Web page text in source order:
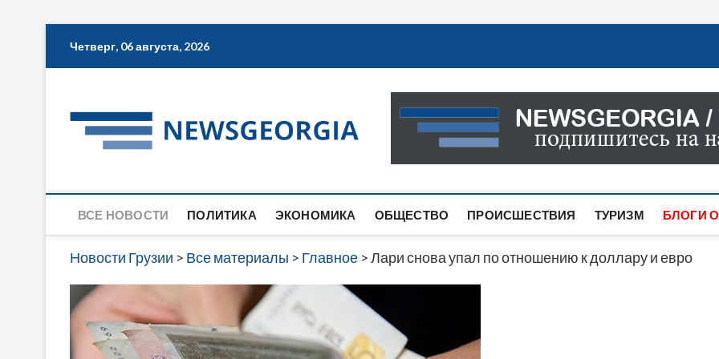
Четверг, 06 августа, 2026
Новости Грузии
САМАЯ АКТУАЛЬНАЯ ИНФОРМАЦИЯ О СОБЫТИЯХ
САЙТЕ ВЫ НАЙДЕТЕ НОВОСТИ ПОЛИТИКИ,
ВСЕ НОВОСТИ ПОЛИТИКА ЭКОНОМИКА ОБЩЕСТВО ПРОИСШЕСТВИЯ ТУРИЗМ БЛОГИ
Новости Грузии > Все материалы > Главное >Лари снова упал по отношению к доллару и евро